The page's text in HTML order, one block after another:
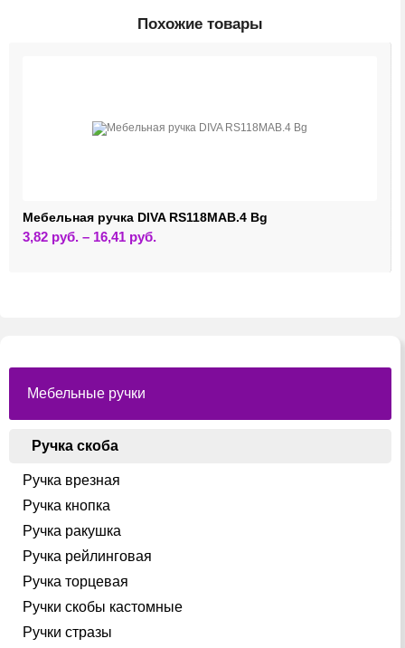
Похожие товары
Мебельная ручка DIVA RS118MAB.4 Bg
3,82 руб. – 16,41 руб.
Мебельные ручки
Ручка скоба
Ручка врезная
Ручка кнопка
Ручка ракушка
Ручка рейлинговая
Ручка торцевая
Ручки скобы кастомные
Ручки стразы